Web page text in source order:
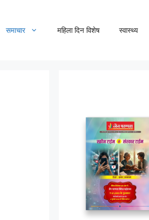
समाचार महिला दिन विशेष स्वास्थ्य